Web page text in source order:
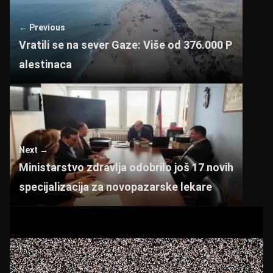
p
p
o
o
k
← Previous
Vratili se na sever Gaze: Više od 376.000 P
alestinaca
Next →
Ministarstvo zdravlja odobrilo još 17 novih
specijalizacija za novopazarske lekare